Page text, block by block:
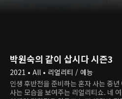
박원숙의 같이 삽시다 시즌3
2021 • All • 리얼리티 / 예능
인생 후반전을 준비하는 혼자 사는 중
사는 모습을 보여주는 리얼리티쇼. 네